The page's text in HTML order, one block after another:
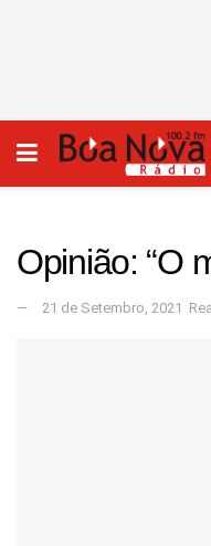
Opinião: “O
21 de Setembro, 2021